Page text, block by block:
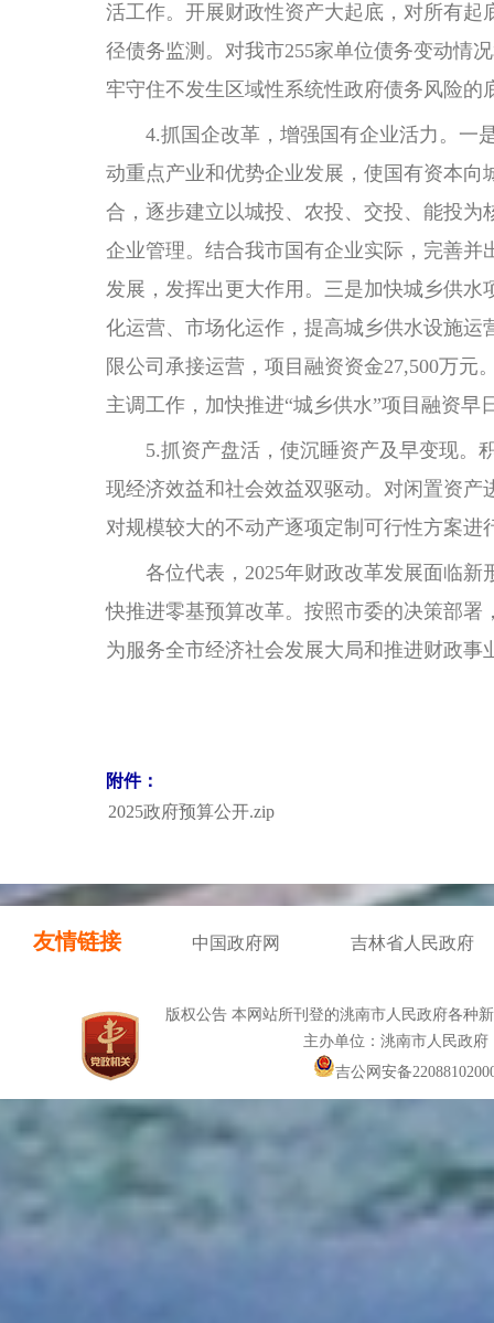
活工作。开展财政性资产大起底，对所有
径债务监测。对我市255家单位债务变动情
牢守住不发生区域性系统性政府债务风险的
4.抓国企改革，增强国有企业活力。一是
动重点产业和优势企业发展，使国有资本
合，逐步建立以城投、农投、交投、能投为
企业管理。结合我市国有企业实际，完善
发展，发挥出更大作用。三是加快城乡供
化运营、市场化运作，提高城乡供水设施运
限公司承接运营，项目融资资金27,500万
主调工作，加快推进“城乡供水”项目融资早
5.抓资产盘活，使沉睡资产及早变现。积
现经济效益和社会效益双驱动。对闲置资
对规模较大的不动产逐项定制可行性方案进
各位代表，2025年财政改革发展面临新
快推进零基预算改革。按照市委的决策部
为服务全市经济社会发展大局和推进财政事
附件：
2025政府预算公开.zip
友情链接 中国政府网 吉林省人民政府
版权公告 本网站所刊登的洮南市人民政府各种
主办单位：洮南市人民政
吉公网安备